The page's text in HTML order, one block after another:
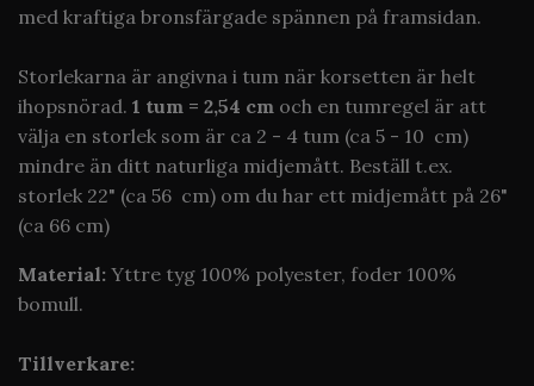
med kraftiga bronsfärgade spännen på framsidan.
Storlekarna är angivna i tum när korsetten är helt
ihopsnörad. 1 tum = 2,54 cm och en tumregel är att
välja en storlek som är ca 2 - 4 tum (ca 5 - 10 cm)
mindre än ditt naturliga midjemått. Beställ t.ex.
storlek 22" (ca 56 cm) om du har ett midjemått på 26"
(ca 66 cm)
Material: Yttre tyg 100% polyester, foder 100%
bomull.
Tillverkare: